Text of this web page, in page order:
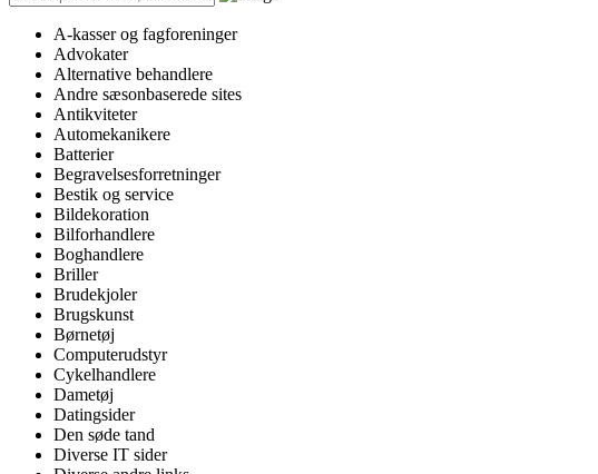
A-kasser og fagforeninger
Advokater
Alternative behandlere
Andre sæsonbaserede sites
Antikviteter
Automekanikere
Batterier
Begravelsesforretninger
Bestik og service
Bildekoration
Bilforhandlere
Boghandlere
Briller
Brudekjoler
Brugskunst
Børnetøj
Computerudstyr
Cykelhandlere
Dametøj
Datingsider
Den søde tand
Diverse IT sider